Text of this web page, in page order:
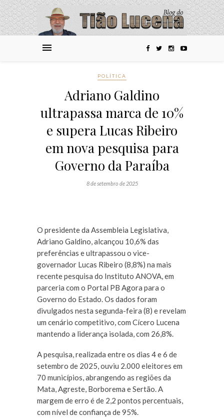
POLÍTICA
Adriano Galdino
ultrapassa marca de 10%
e supera Lucas Ribeiro
em nova pesquisa para
Governo da Paraíba
8 de setembro de 2025
O presidente da Assembleia Legislativa,
Adriano Galdino, alcançou 10,6% das
preferências e ultrapassou o vice-
governador Lucas Ribeiro (8,8%) na mais
recente pesquisa do Instituto ANOVA, em
parceria com o Portal PB Agora para o
Governo do Estado. Os dados foram
divulgados nesta segunda-feira (8) e revelam
um cenário competitivo, com Cícero Lucena
mantendo a liderança isolada, com 26,8%.
A pesquisa, realizada entre os dias 4 e 6 de
setembro de 2025, ouviu 2.000 eleitores em
70 municípios, abrangendo as regiões da
Mata, Agreste, Borborema e Sertão. A
margem de erro é de 2,2 pontos percentuais,
com nível de confiança de 95%.